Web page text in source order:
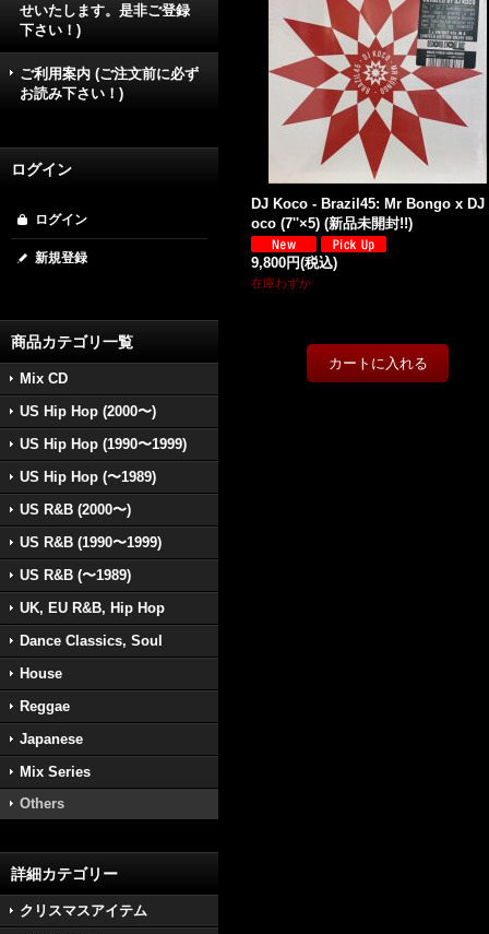
せいたします。是非ご登録
下さい！)
ご利用案内 (ご注文前に必ず
お読み下さい！)
ログイン
ログイン
新規登録
商品カテゴリ一覧
Mix CD
US Hip Hop (2000〜)
US Hip Hop (1990〜1999)
US Hip Hop (〜1989)
US R&B (2000〜)
US R&B (1990〜1999)
US R&B (〜1989)
UK, EU R&B, Hip Hop
Dance Classics, Soul
House
Reggae
Japanese
Mix Series
Others
詳細カテゴリー
クリスマスアイテム
DJ Koco - Brazil45: Mr Bongo x DJ
oco (7''×5) (新品未開封!!)
9,800円(税込)
在庫わずか